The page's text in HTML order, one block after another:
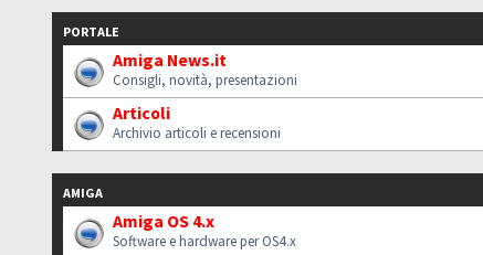
PORTALE
Amiga News.it
Consigli, novità, presentazioni
Articoli
Archivio articoli e recensioni
AMIGA
Amiga OS 4.x
Software e hardware per OS4.x